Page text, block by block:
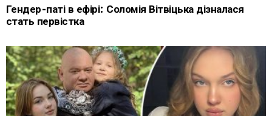
Гендер-паті в ефірі: Соломія Вітвіцька дізналася
стать первістка